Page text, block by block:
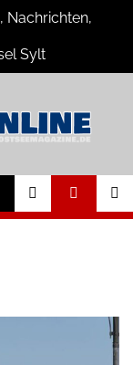
Nachrichten,
Sylt
von der